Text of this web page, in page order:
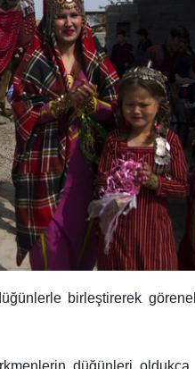
birleştirerek
düğünleri oldukça